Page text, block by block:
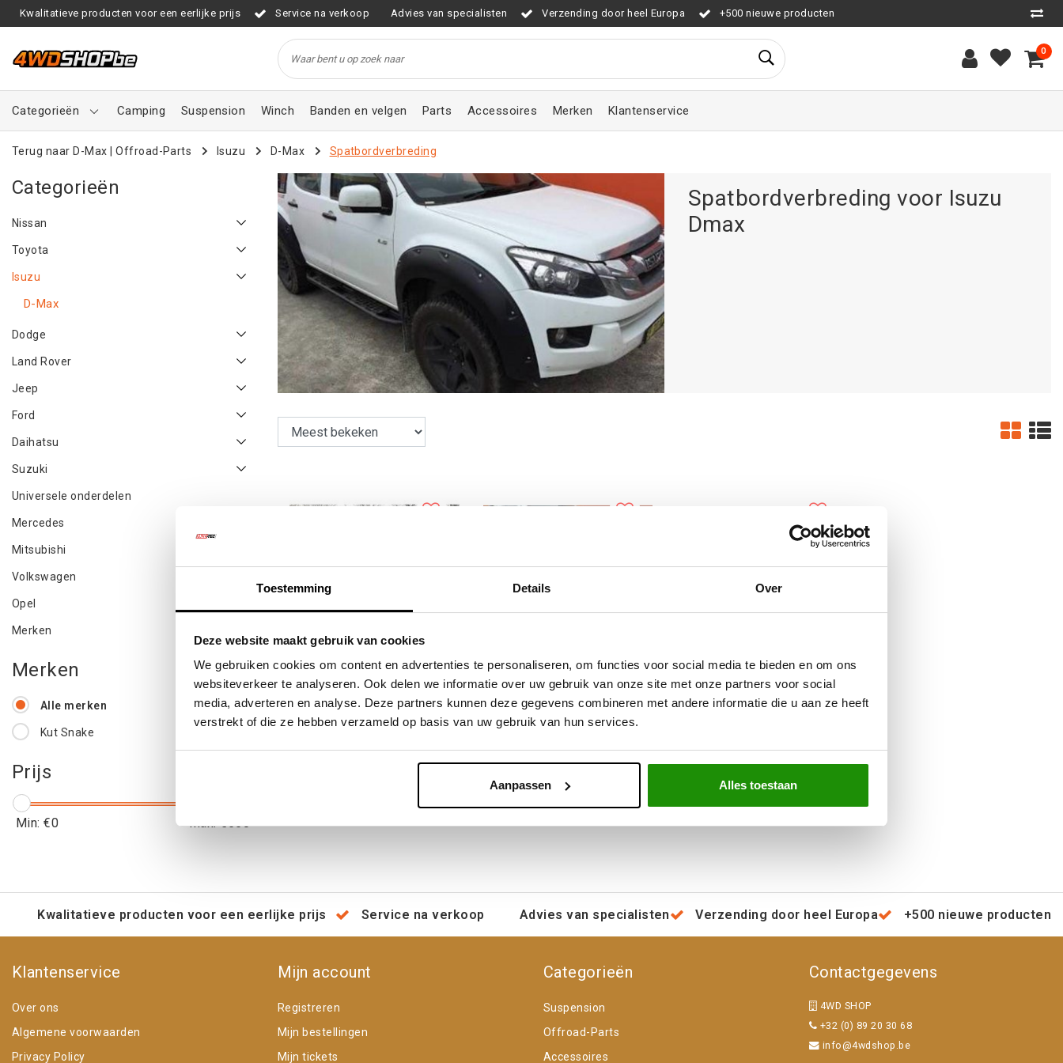
Toestemming Details Over
Deze website maakt gebruik van cookies
We gebruiken cookies om content en advertenties te personaliseren, om functies voor social media te bieden en om ons
websiteverkeer te analyseren. Ook delen we informatie over uw gebruik van onze site met onze partners voor social
media, adverteren en analyse. Deze partners kunnen deze gegevens combineren met andere informatie die u aan ze heeft
verstrekt of die ze hebben verzameld op basis van uw gebruik van hun services.
Aanpassen Alles toestaan
Kwalitatieve producten voor een eerlijke prijs Service na verkoop Advies van specialisten Verzending door heel Europa +500 nieuwe producten
0
Categorieën Camping Suspension Winch Banden en velgen Parts Accessoires Merken Klantenservice
Terug naar D-Max |Offroad-Parts Isuzu D-Max Spatbordverbreding
Categorieën
Nissan
Toyota
Isuzu
D-Max
Dodge
Land Rover
Jeep
Ford
Daihatsu
Suzuki
Universele onderdelen
Mercedes
Mitsubishi
Volkswagen
Opel
Merken
Merken
Alle merken
Kut Snake
Prijs
Min: €0 Max: €550
Spatbordverbreding voor Isuzu
Dmax
UNIVERSELE
LUCHTHAPPER
Fender Flares voor Isuzu D-
max - 80MM
FENDER FLARES FOR ISUZU
D-MAX – 85MM WIDE
Kwalitatieve producten voor een eerlijke prijs Service na verkoop Advies van specialisten Verzending door heel Europa +500 nieuwe producten
Klantenservice
Over ons
Algemene voorwaarden
Privacy Policy
Mijn account
Registreren
Mijn bestellingen
Mijn tickets
Categorieën
Suspension
Offroad-Parts
Accessoires
Contactgegevens
4WD SHOP
+32 (0) 89 20 30 68
info@4wdshop.be